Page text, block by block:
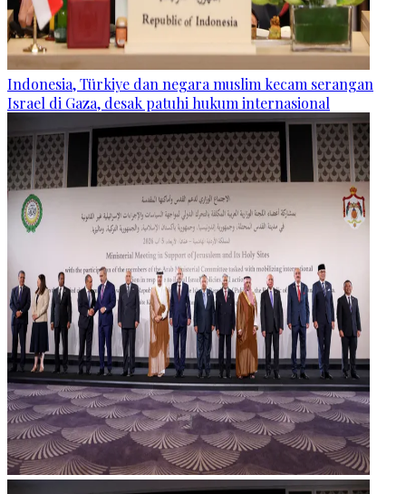
Indonesia, Türkiye dan negara muslim kecam serangan
Israel di Gaza, desak patuhi hukum internasional